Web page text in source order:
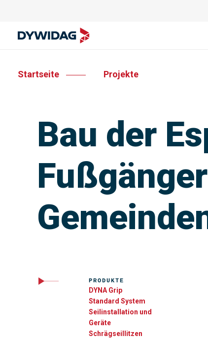
Startseite Projekte
Bau der
PRODUKTE
DYNA Grip
Standard System
Seilinstallation und
Geräte
Schrägseillitzen